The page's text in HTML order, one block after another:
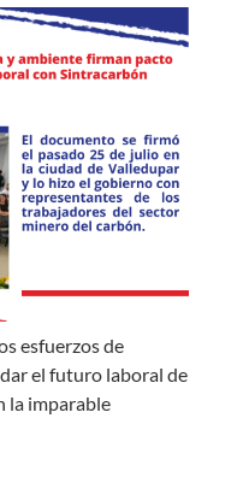
esfuerzos de
el futuro laboral de
la imparable